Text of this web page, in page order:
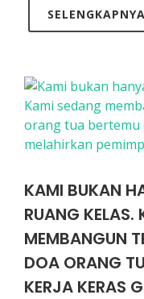
SELENGKAPNYA
KAMI BUKAN
RUANG KELAS.
MEMBANGUN
DOA ORANG
KERJA KERAS